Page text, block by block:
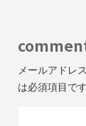
メールアドレ
は必須項目です